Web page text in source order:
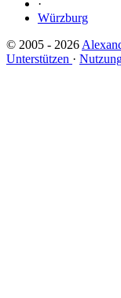
·
Würzburg
© 2005 - 2026
Unterstützen ·